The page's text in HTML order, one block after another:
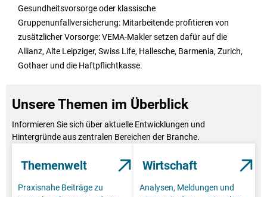
Gesundheitsvorsorge oder klassische
Gruppenunfallversicherung: Mitarbeitende profitieren von
zusätzlicher Vorsorge: VEMA-Makler setzen dafür auf die
Allianz, Alte Leipziger, Swiss Life, Hallesche, Barmenia, Zurich,
Gothaer und die Haftpflichtkasse.
Unsere Themen im Überblick
Informieren Sie sich über aktuelle Entwicklungen und
Hintergründe aus zentralen Bereichen der Branche.
Themenwelt
Praxisnahe Beiträge zu
Wirtschaft
Analysen, Meldungen und